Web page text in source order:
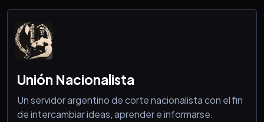
Unión Nacionalista
Un servidor argentino de corte nacionalista con el fin
de intercambiar ideas, aprender e informarse.